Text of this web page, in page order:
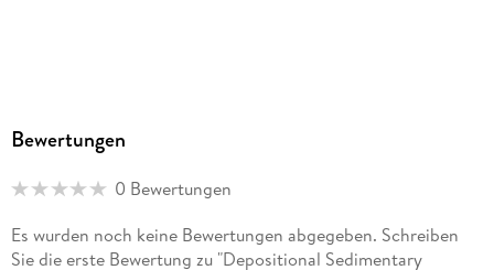
Bewertungen
0 Bewertungen
Es wurden noch keine Bewertungen abgegeben. Schreiben
Sie die erste Bewertung zu "Depositional Sedimentary